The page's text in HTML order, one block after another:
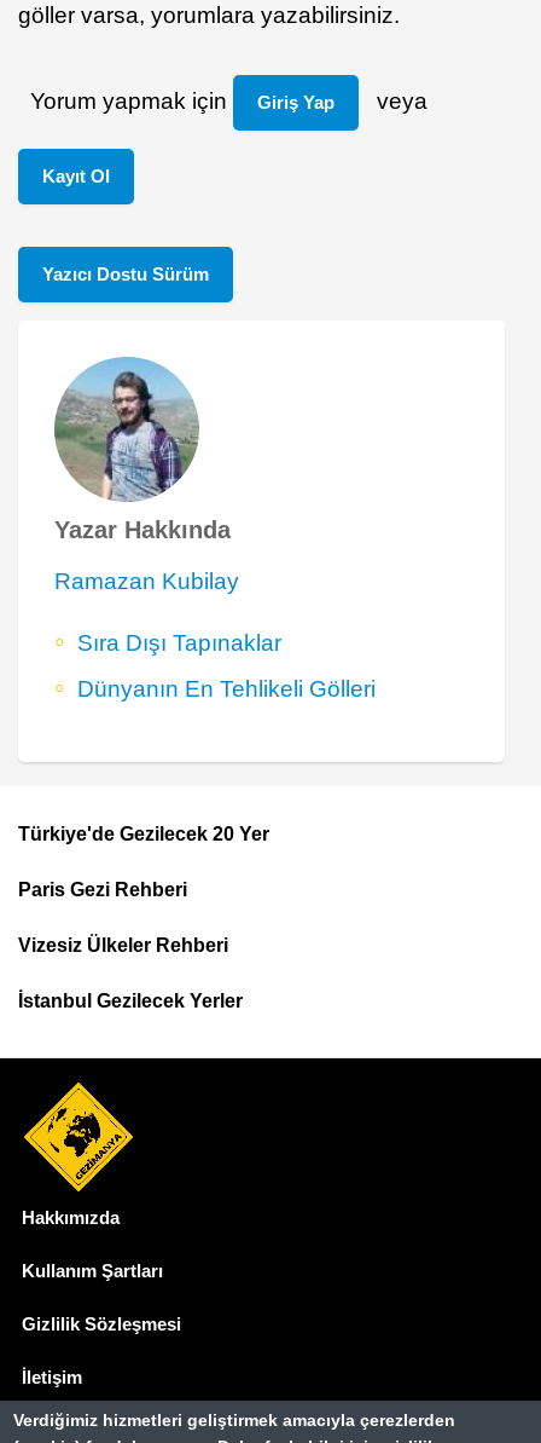
göller varsa, yorumlara yazabilirsiniz.
Yorum yapmak için Giriş Yap veya
Kayıt Ol
Yazıcı Dostu Sürüm
Yazar Hakkında
Ramazan Kubilay
Sıra Dışı Tapınaklar
Dünyanın En Tehlikeli Gölleri
Top
Menu
Türkiye'de Gezilecek 20 Yer
Paris Gezi Rehberi
Vizesiz Ülkeler Rehberi
İstanbul Gezilecek Yerler
Hakkımızda
Kullanım Şartları
Gizlilik Sözleşmesi
İletişim
Basında Biz
Verdiğimiz hizmetleri geliştirmek amacıyla çerezlerden